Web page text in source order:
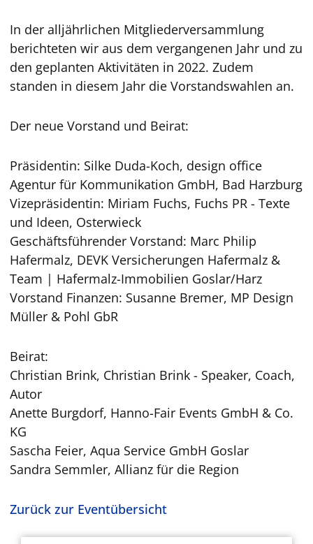
In der alljährlichen Mitgliederversammlung
berichteten wir aus dem vergangenen Jahr und zu
den geplanten Aktivitäten in 2022. Zudem
standen in diesem Jahr die Vorstandswahlen an.
Der neue Vorstand und Beirat:
Präsidentin: Silke Duda-Koch, design office
Agentur für Kommunikation GmbH, Bad Harzburg
Vizepräsidentin: Miriam Fuchs, Fuchs PR - Texte
und Ideen, Osterwieck
Geschäftsführender Vorstand: Marc Philip
Hafermalz, DEVK Versicherungen Hafermalz &
Team | Hafermalz-Immobilien Goslar/Harz
Vorstand Finanzen: Susanne Bremer, MP Design
Müller & Pohl GbR
Beirat:
Christian Brink, Christian Brink - Speaker, Coach,
Autor
Anette Burgdorf, Hanno-Fair Events GmbH & Co.
KG
Sascha Feier, Aqua Service GmbH Goslar
Sandra Semmler, Allianz für die Region
Zurück zur Eventübersicht